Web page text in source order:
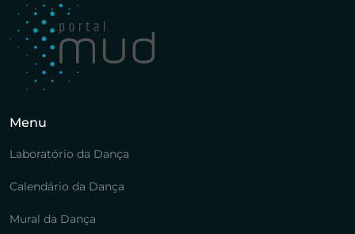
Menu
Laboratório da Dança
Calendário da Dança
Mural da Dança